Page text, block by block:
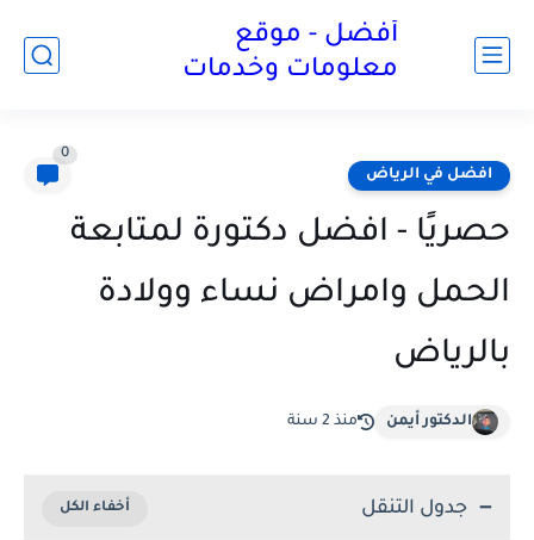
أفضل - موقع
معلومات وخدمات
افضل في الرياض
0
حصريًا - افضل دكتورة لمتابعة
الحمل وامراض نساء وولادة
بالرياض
الدكتور أيمن منذ 2 سنة
جدول التنقل